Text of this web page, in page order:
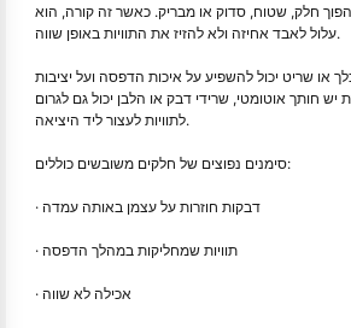
חלק, שטוח, סדוק או מבריק. כאשר זה קורה, הוא
עלול לאבד אחיזה ולא להזיז את התוויות באופן שווה.
או שריט יכול להשפיע על איכות הדפסה ועל יציבות
חותך אוטומטי, שרידי דבק או הלבן יכול גם לגרום
לתוויות לעצור ליד היציאה.
סימנים נפוצים של חלקים משובשים כוללים:
· דבקות חוזרות על עצמן באותה עמדה
· תוויות שמחליקות במהלך הדפסה
· אכילה לא שווה